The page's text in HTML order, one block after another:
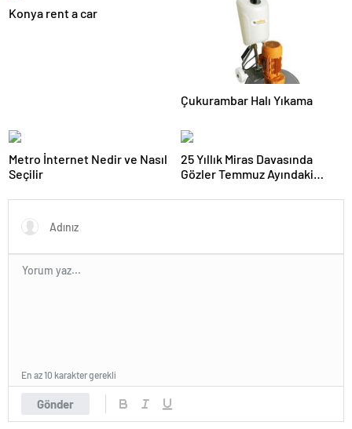
Konya rent a car
Çukurambar Halı Yıkama
Metro İnternet Nedir ve Nasıl
Seçilir
25 Yıllık Miras Davasında
Gözler Temmuz Ayındaki
Gönder
En az 10 karakter gerekli